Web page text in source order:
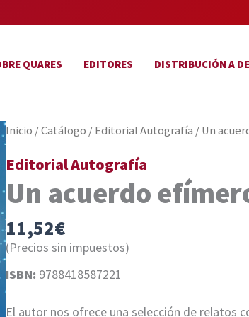
QUARES EDITORES DISTRIBUCIÓN A
Inicio /Catálogo /Editorial Autografía / Un
Editorial Autografía
Un acuerdo
11,52€
(Precios sin impuestos)
ISBN: 9788418587221
El autor nos ofrece una selección de relatos